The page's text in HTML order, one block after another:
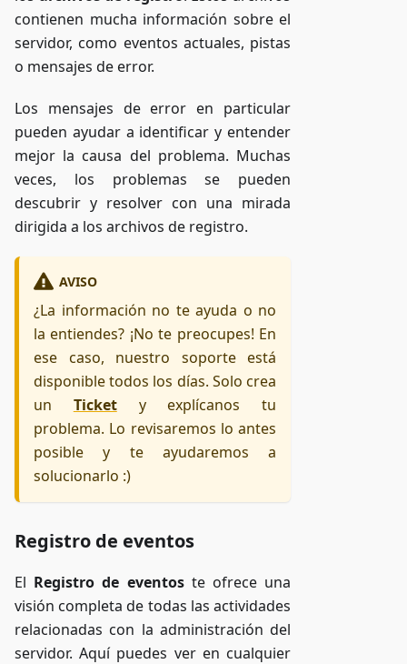
contienen mucha información sobre el
servidor, como eventos actuales, pistas
o mensajes de error.
Los mensajes de error en particular
pueden ayudar a identificar y entender
mejor la causa del problema. Muchas
veces, los problemas se pueden
descubrir y resolver con una mirada
dirigida a los archivos de registro.
AVISO
¿La información no te ayuda o no
la entiendes? ¡No te preocupes! En
ese caso, nuestro soporte está
disponible todos los días. Solo crea
un Tickety explícanos tu
problema. Lo revisaremos lo antes
posible y te ayudaremos a
solucionarlo :)
Registro de eventos
El Registro de eventoste ofrece una
visión completa de todas las actividades
relacionadas con la administración del
servidor. Aquí puedes ver en cualquier